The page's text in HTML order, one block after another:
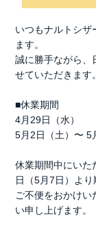
いつもナルトシザ
ます。
誠に勝手ながら、
せていただきます。
■休業期間
4月29日（水）
5月2日（土）〜 5
休業期間中にいた
日（5月7日）より
ご不便をおかけい
い申し上げます。